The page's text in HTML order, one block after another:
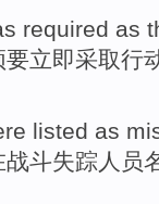
required as
要立即采取行
listed as
战斗失踪人员